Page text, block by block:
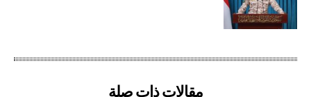
مقالات ذات صلة